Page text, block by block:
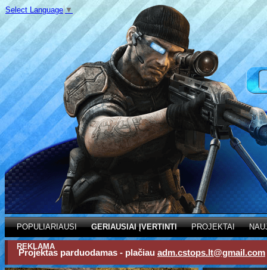
Select Language ▼
POPULIARIAUSI GERIAUSIAI ĮVERTINTI PROJEKTAI
REKLAMA
Projektas parduodamas - plačiau adm.cstops.lt@gmail.com